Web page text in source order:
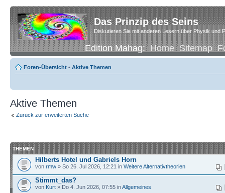
Das Prinzip des Seins
Diskutieren Sie mit anderen Lesern über Physik und
Edition Mahag:Home Sitemap
Foren-Übersicht • Aktive Themen
Aktive Themen
Zurück zur erweiterten Suche
THEMEN
Hilberts Hotel und Gabriels Horn
von rmw » So 26. Jul 2026, 12:21 in Weitere Alternativtheorien
Stimmt_das?
von Kurt » Do 4. Jun 2026, 07:55 inAllgemeines